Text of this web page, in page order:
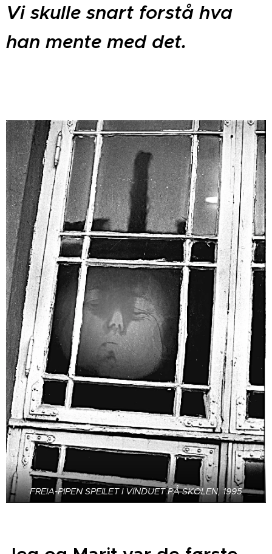
Vi skulle snart forstå hva
han mente med det.
FREIA-PIPEN SPEILET I VINDUET PÅ SKOLEN, 1995